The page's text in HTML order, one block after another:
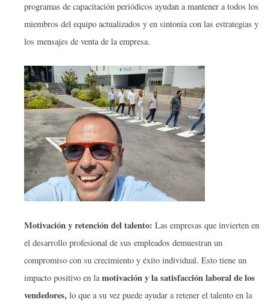
programas de capacitación periódicos ayudan a mantener a todos los
miembros del equipo actualizados y en sintonía con las estrategias y
los mensajes de venta de la empresa.
Motivación y retención del talento: Las empresas que invierten en
el desarrollo profesional de sus empleados demuestran un
compromiso con su crecimiento y éxito individual. Esto tiene un
impacto positivo en lamotivación y la satisfacción laboral de los
vendedores, lo que a su vez puede ayudar a retener el talento en la